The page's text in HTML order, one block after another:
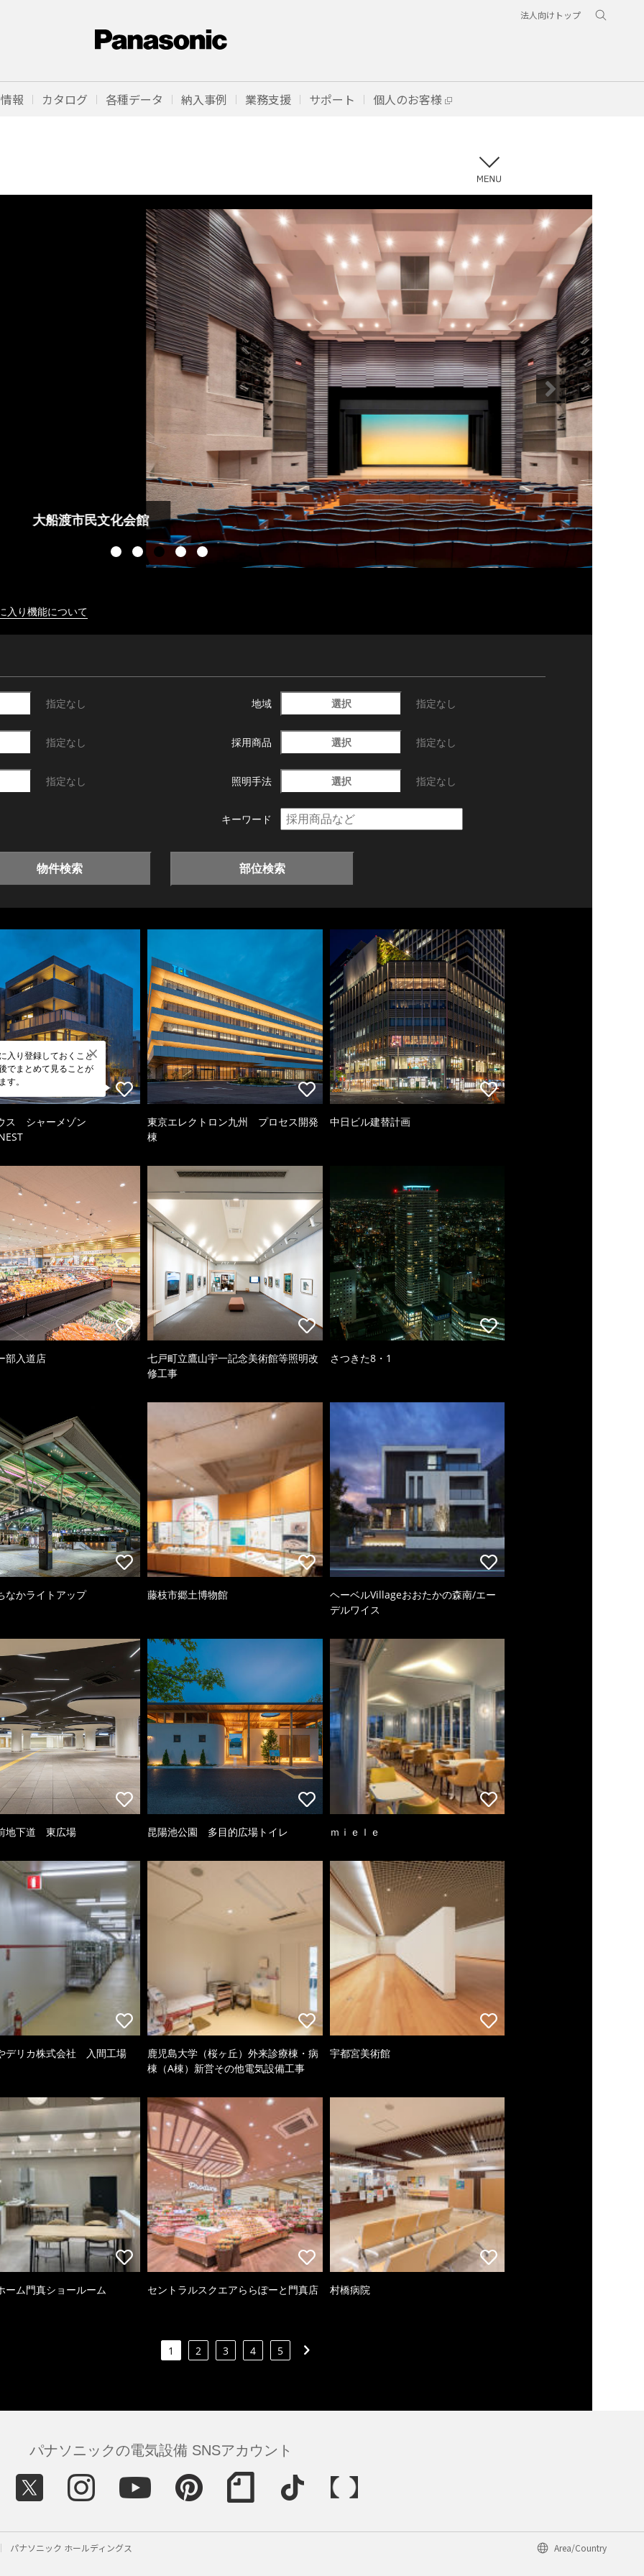
法人向けトップ
報 カタログ 各種データ 納入事例 業務支援 サポート 個人のお客様
入り機能について
指定なし 地域 選択 指定なし
指定なし 採用商品 選択 指定なし
指定なし 照明手法 選択 指定なし
キーワード
物件検索 部位検索
入り登録しておくこと
でまとめて見ることが
す。
ス シャーメゾン
東京エレクトロン九州 プロセス開発
棟
中日ビル建替計画
部入道店
七戸町立鷹山宇一記念美術館等照明改
修工事
さつきた8・1
なかライトアップ 藤枝市郷土博物館
ヘーベルVillageおおたかの森南/エー
デルワイス
地下道 東広場 昆陽池公園 多目的広場トイレ ｍｉｅｌｅ
デリカ株式会社 入間工場
鹿児島大学（桜ヶ丘）外来診療棟・病
棟（A棟）新営その他電気設備工事
宇都宮美術館
ーム門真ショールーム セントラルスクエアららぽーと門真店 村橋病院
1 2 3 4 5
パナソニックの電気設備 SNSアカウント
パナソニック ホールディングス Area/Country